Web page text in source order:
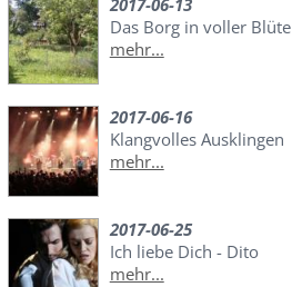
2017-06-13
Das Borg in voller Blüte
mehr...
2017-06-16
Klangvolles Ausklingen
mehr...
2017-06-25
Ich liebe Dich - Dito
mehr...